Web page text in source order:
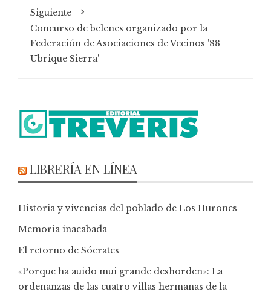
Siguiente
Concurso de belenes organizado por la
Federación de Asociaciones de Vecinos '88
Ubrique Sierra'
LIBRERÍA EN LÍNEA
Historia y vivencias del poblado de Los Hurones
Memoria inacabada
El retorno de Sócrates
«Porque ha auido mui grande deshorden»: La
ordenanzas de las cuatro villas hermanas de la